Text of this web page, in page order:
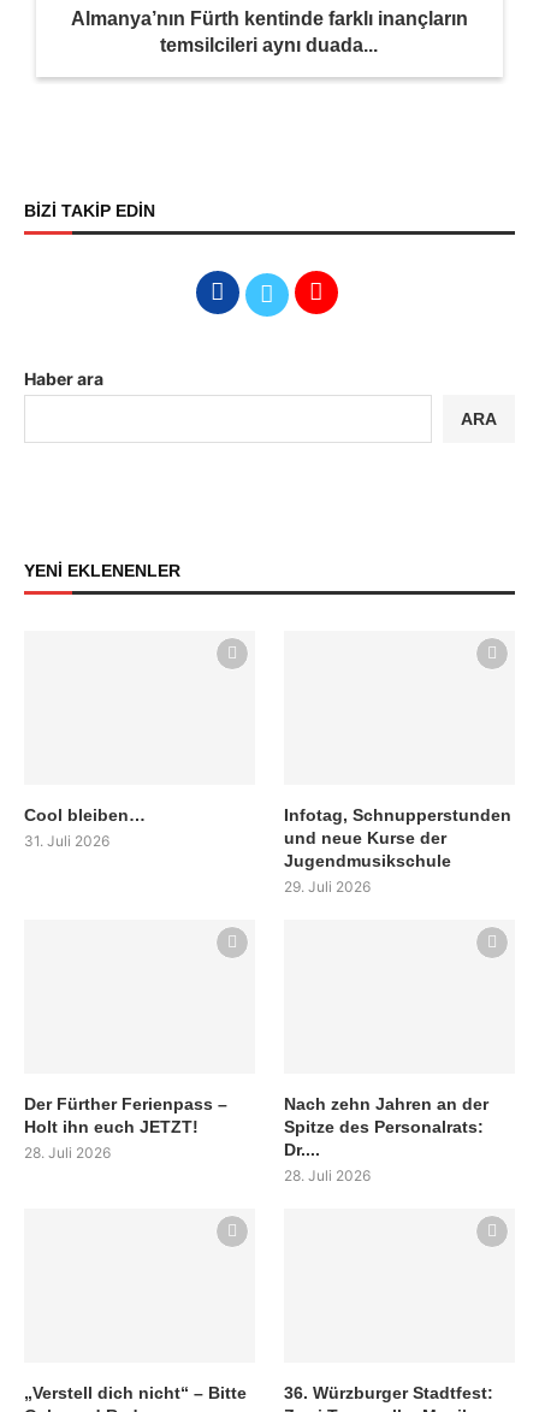
Almanya’nın Fürth kentinde farklı inançların
temsilcileri aynı duada...
BİZİ TAKİP EDİN
Haber ara
ARA
YENİ EKLENENLER
Cool bleiben…
31. Juli 2026
Infotag, Schnupperstunden
und neue Kurse der
Jugendmusikschule
29. Juli 2026
Der Fürther Ferienpass –
Holt ihn euch JETZT!
28. Juli 2026
Nach zehn Jahren an der
Spitze des Personalrats:
Dr....
28. Juli 2026
„Verstell dich nicht“ – Bitte
36. Würzburger Stadtfest: